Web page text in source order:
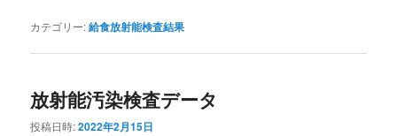
カテゴリー:給食放射能検査結果
放射能汚染検査データ
投稿日時:2022年2月15日